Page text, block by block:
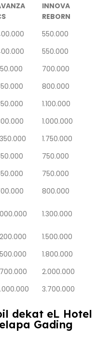
INNOVA
REBORN
550.000
550.000
700.000
800.000
1.100.000
1.000.000
1.750.000
750.000
750.000
800.000
1.300.000
1.500.000
1.800.000
2.000.000
3.700.000
dekat eL Hotel
Gading